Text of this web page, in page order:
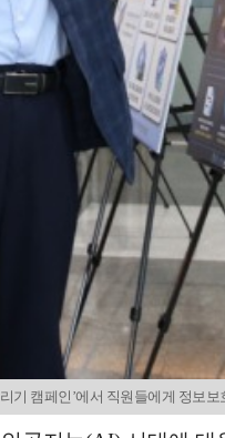
캠페인’에서 직원들에게 정보